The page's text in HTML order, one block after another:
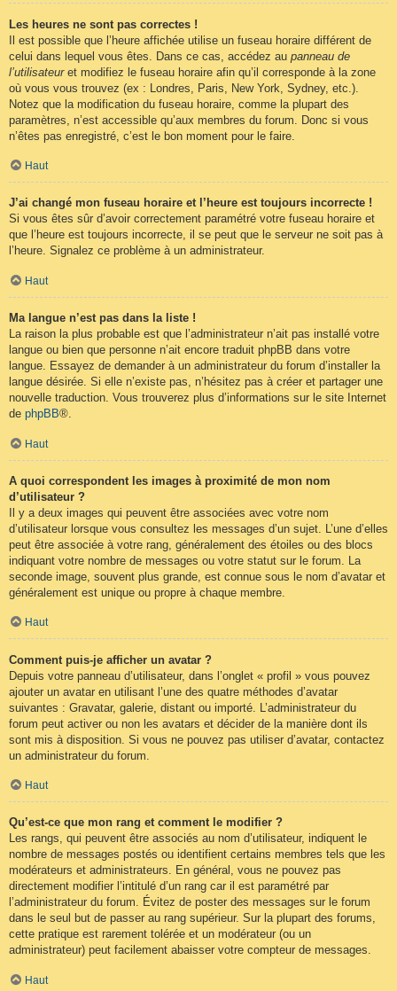
Les heures ne sont pas correctes !
Il est possible que l’heure affichée utilise un fuseau horaire différent de
celui dans lequel vous êtes. Dans ce cas, accédez au panneau de
l’utilisateuret modifiez le fuseau horaire afin qu’il corresponde à la zone
où vous vous trouvez (ex : Londres, Paris, New York, Sydney, etc.).
Notez que la modification du fuseau horaire, comme la plupart des
paramètres, n’est accessible qu’aux membres du forum. Donc si vous
n’êtes pas enregistré, c’est le bon moment pour le faire.
Haut
J’ai changé mon fuseau horaire et l’heure est toujours incorrecte !
Si vous êtes sûr d’avoir correctement paramétré votre fuseau horaire et
que l’heure est toujours incorrecte, il se peut que le serveur ne soit pas à
l’heure. Signalez ce problème à un administrateur.
Haut
Ma langue n’est pas dans la liste !
La raison la plus probable est que l’administrateur n’ait pas installé votre
langue ou bien que personne n’ait encore traduit phpBB dans votre
langue. Essayez de demander à un administrateur du forum d’installer la
langue désirée. Si elle n’existe pas, n’hésitez pas à créer et partager une
nouvelle traduction. Vous trouverez plus d’informations sur le site Internet
de phpBB®.
Haut
A quoi correspondent les images à proximité de mon nom
d’utilisateur ?
Il y a deux images qui peuvent être associées avec votre nom
d’utilisateur lorsque vous consultez les messages d’un sujet. L’une d’elles
peut être associée à votre rang, généralement des étoiles ou des blocs
indiquant votre nombre de messages ou votre statut sur le forum. La
seconde image, souvent plus grande, est connue sous le nom d’avatar et
généralement est unique ou propre à chaque membre.
Haut
Comment puis-je afficher un avatar ?
Depuis votre panneau d’utilisateur, dans l’onglet « profil » vous pouvez
ajouter un avatar en utilisant l’une des quatre méthodes d’avatar
suivantes : Gravatar, galerie, distant ou importé. L’administrateur du
forum peut activer ou non les avatars et décider de la manière dont ils
sont mis à disposition. Si vous ne pouvez pas utiliser d’avatar, contactez
un administrateur du forum.
Haut
Qu’est-ce que mon rang et comment le modifier ?
Les rangs, qui peuvent être associés au nom d’utilisateur, indiquent le
nombre de messages postés ou identifient certains membres tels que les
modérateurs et administrateurs. En général, vous ne pouvez pas
directement modifier l’intitulé d’un rang car il est paramétré par
l’administrateur du forum. Évitez de poster des messages sur le forum
dans le seul but de passer au rang supérieur. Sur la plupart des forums,
cette pratique est rarement tolérée et un modérateur (ou un
administrateur) peut facilement abaisser votre compteur de messages.
Haut